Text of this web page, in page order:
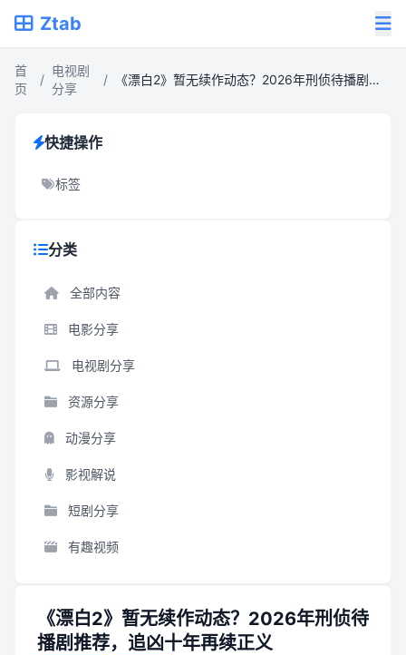
Ztab
首
页
/
电视剧
分享
/ 《漂白2》暂无续作动态？2026年刑侦待播剧推荐，追凶十年再续正义
快捷操作
标签
分类
全部内容
电影分享
电视剧分享
资源分享
动漫分享
影视解说
短剧分享
有趣视频
《漂白2》暂无续作动态？2026年刑侦待
播剧推荐，追凶十年再续正义